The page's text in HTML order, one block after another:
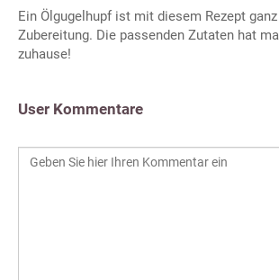
Ein Ölgugelhupf ist mit diesem Rezept
Zubereitung. Die passenden Zutaten hat
zuhause!
User Kommentare